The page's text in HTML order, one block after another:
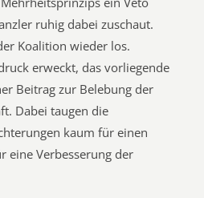
ruhig dabei zuschaut.
Koalition wieder los.
erweckt, das vorliegende
Beitrag zur Belebung der
Dabei taugen die
kaum für einen
eine Verbesserung der